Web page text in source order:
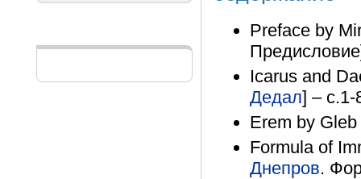
Preface by
Icarus and
Дедал] – с.1-
Erem by
Formula of
Днепров.